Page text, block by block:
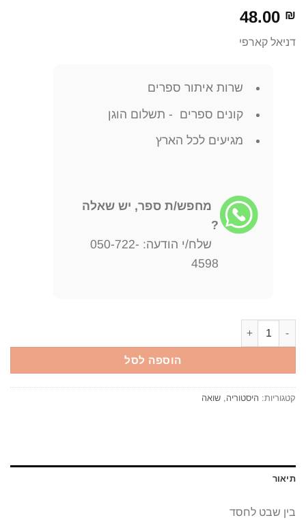
48.00 ₪
דניאל קארפי
שרות איתור ספרים
קונים ספרים - תשלום הוגן
מגיעים לכל הארץ
מחפש/ת ספר, יש שאלה
?
שלח/י הודעה: 050-722-
4598
הוספה לסל
קטגוריות: היסטוריה, שואה
תיאור
בין שבט לחסד